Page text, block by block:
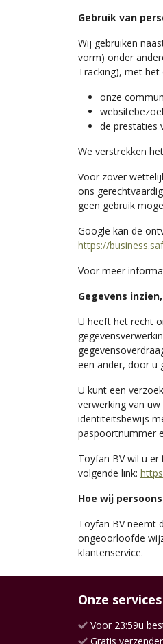
Gebruik van
Wij gebruiken
vorm) onder
Tracking), met het
onze
de prestaties
We verstrekken
Voor zover
ons
geen gebruik
Google kan de
https://
Voor meer
Gegevens
U heeft het recht
een ander, door u
U kunt een
verwerking van
identiteitsbewijs
paspoortnummer
Toyfan BV wil u
volgende link:
Hoe wij
Toyfan BV neemt
ongeoorloofde
klantenservice.
Onze services
Voor 23:59u
Gratis